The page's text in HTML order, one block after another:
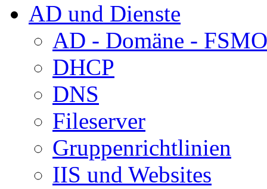
AD und Dienste
AD - Domäne - FSMO
DHCP
DNS
Fileserver
Gruppenrichtlinien
IIS und Websites